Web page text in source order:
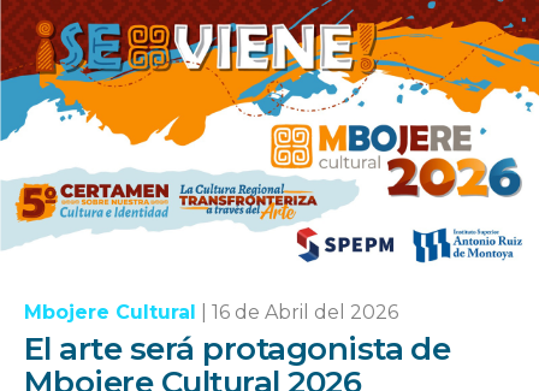
Mbojere Cultural 16 de Abril del 2026
El arte será protagonista de
Mbojere Cultural 2026